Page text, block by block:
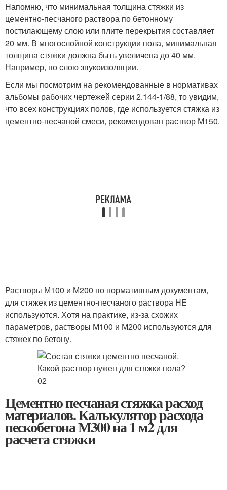
Напомню, что минимальная толщина стяжки из
цементно-песчаного раствора по бетонному
постилающему слою или плите перекрытия составляет
20 мм. В многослойной конструкции пола, минимальная
толщина стяжки должна быть увеличена до 40 мм.
Например, по слою звукоизоляции.
Если мы посмотрим на рекомендованные в нормативах
альбомы рабочих чертежей серии 2.144-1/88, то увидим,
что всех конструкциях полов, где используется стяжка из
цементно-песчаной смеси, рекомендован раствор М150.
Растворы М100 и М200 по нормативным документам,
для стяжек из цементно-песчаного раствора НЕ
используются. Хотя на практике, из-за схожих
параметров, растворы М100 и М200 используются для
стяжек по бетону.
Цементно песчаная стяжка расход
материалов. Калькулятор расхода
пескобетона М300 на 1 м2 для
расчета стяжки